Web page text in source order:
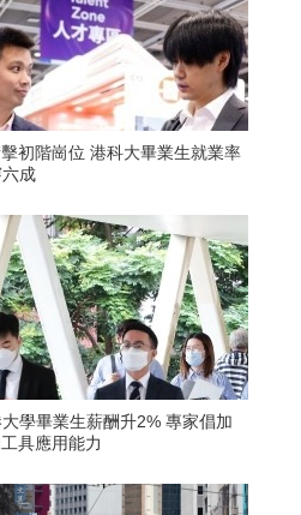
初階崗位 港科大畢業生就業率
成
學畢業生薪酬升2% 專家倡加
具應用能力